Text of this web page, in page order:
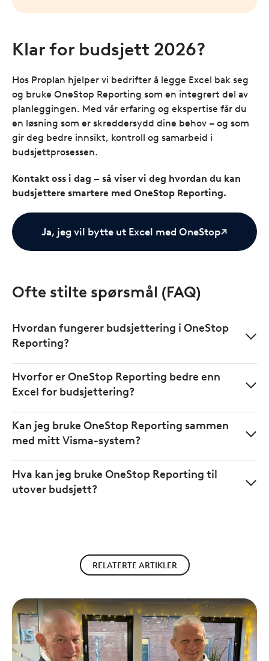
Klar for budsjett 2026?
Hos Proplan hjelper vi bedrifter å legge Excel bak seg
og bruke OneStop Reporting som en integrert del av
planleggingen. Med vår erfaring og ekspertise får du
en løsning som er skreddersydd dine behov – og som
gir deg bedre innsikt, kontroll og samarbeid i
budsjettprosessen.
Kontakt oss i dag – så viser vi deg hvordan du kan
budsjettere smartere med OneStop Reporting.
Ja, jeg vil bytte ut Excel med OneStop
Ofte stilte spørsmål (FAQ)
Hvordan fungerer budsjettering i OneStop
Reporting?
Hvorfor er OneStop Reporting bedre enn
Excel for budsjettering?
Kan jeg bruke OneStop Reporting sammen
med mitt Visma-system?
Hva kan jeg bruke OneStop Reporting til
utover budsjett?
RELATERTE ARTIKLER